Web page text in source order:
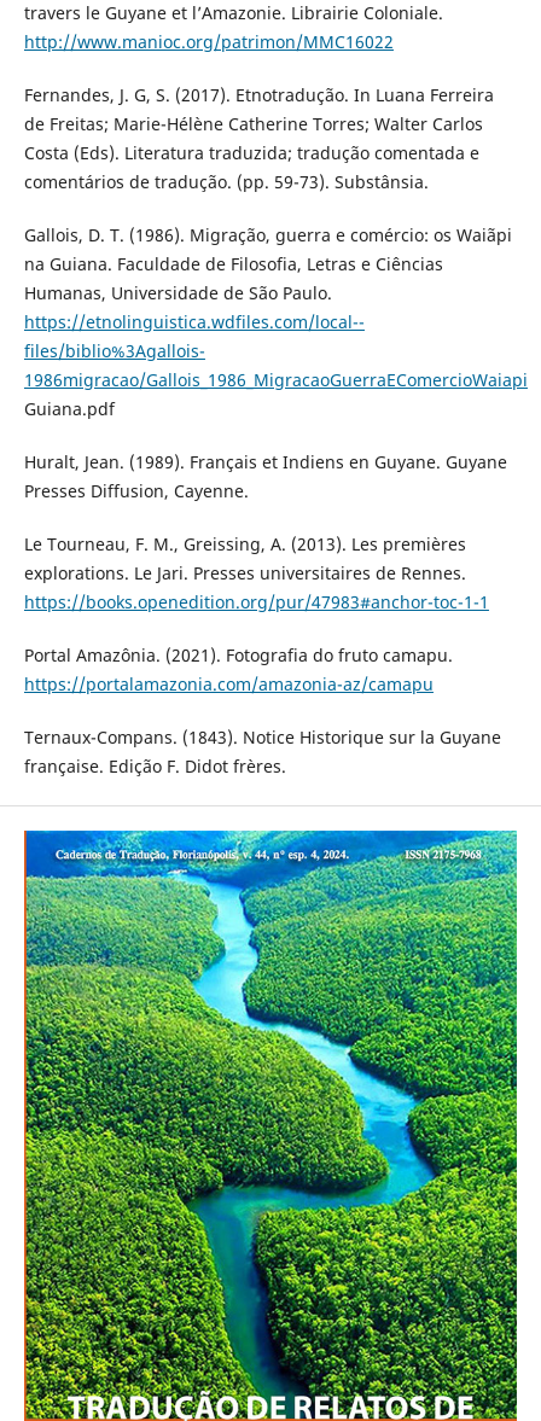
travers le Guyane et l’Amazonie. Librairie Coloniale.
http://www.manioc.org/patrimon/MMC16022
Fernandes, J. G, S. (2017). Etnotradução. In Luana Ferreira
de Freitas; Marie-Hélène Catherine Torres; Walter Carlos
Costa (Eds). Literatura traduzida; tradução comentada e
comentários de tradução. (pp. 59-73). Substânsia.
Gallois, D. T. (1986). Migração, guerra e comércio: os Waiãpi
na Guiana. Faculdade de Filosofia, Letras e Ciências
Humanas, Universidade de São Paulo.
https://etnolinguistica.wdfiles.com/local--
files/biblio%3Agallois-
1986migracao/Gallois_1986_MigracaoGuerraEComercioWaiapi
Guiana.pdf
Huralt, Jean. (1989). Français et Indiens en Guyane. Guyane
Presses Diffusion, Cayenne.
Le Tourneau, F. M., Greissing, A. (2013). Les premières
explorations. Le Jari. Presses universitaires de Rennes.
https://books.openedition.org/pur/47983#anchor-toc-1-1
Portal Amazônia. (2021). Fotografia do fruto camapu.
https://portalamazonia.com/amazonia-az/camapu
Ternaux-Compans. (1843). Notice Historique sur la Guyane
française. Edição F. Didot frères.